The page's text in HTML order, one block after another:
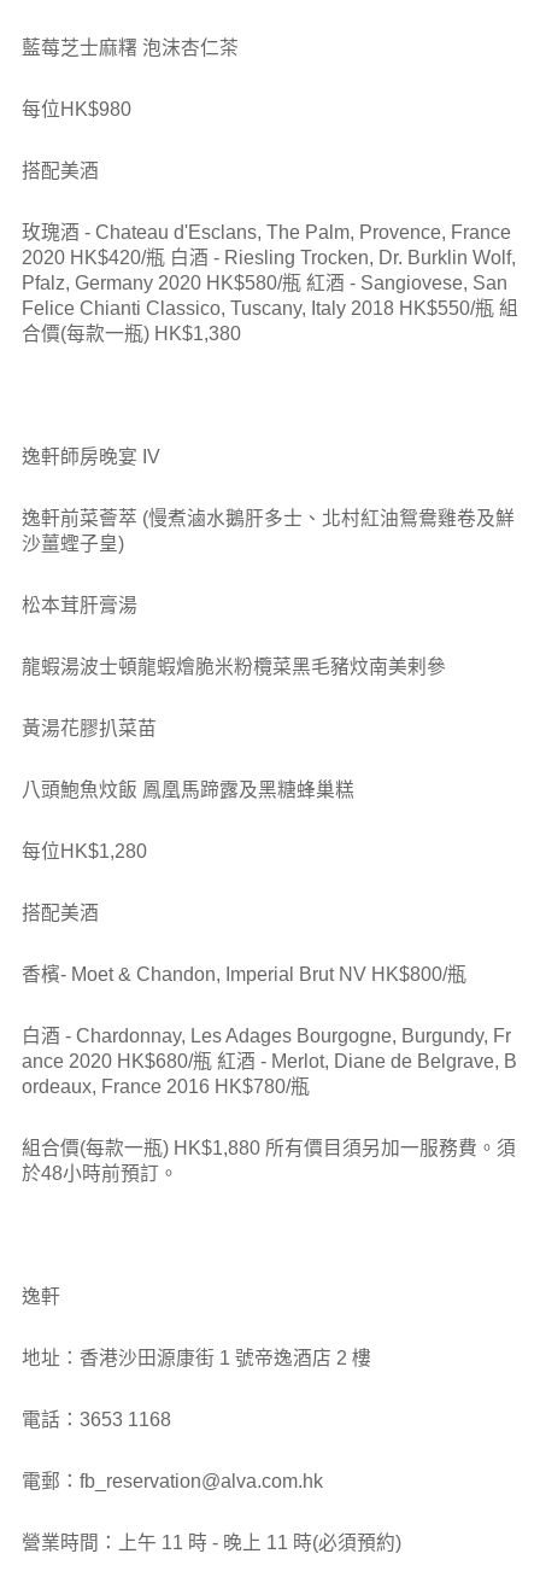
藍莓芝士麻糬 泡沫杏仁茶
每位HK$980
搭配美酒
玫瑰酒 - Chateau d'Esclans, The Palm, Provence, France
2020 HK$420/瓶 白酒 - Riesling Trocken, Dr. Burklin Wolf,
Pfalz, Germany 2020 HK$580/瓶 紅酒 - Sangiovese, San
Felice Chianti Classico, Tuscany, Italy 2018 HK$550/瓶 組
合價(每款一瓶) HK$1,380
逸軒師房晚宴 IV
逸軒前菜薈萃 (慢煮滷水鵝肝多士、北村紅油鴛鴦雞卷及鮮
沙薑蟶子皇)
松本茸肝膏湯
龍蝦湯波士頓龍蝦燴脆米粉欖菜黑毛豬炆南美剌參
黃湯花膠扒菜苗
八頭鮑魚炆飯 鳳凰馬蹄露及黑糖蜂巢糕
每位HK$1,280
搭配美酒
香檳- Moet & Chandon, Imperial Brut NV HK$800/瓶
白酒 - Chardonnay, Les Adages Bourgogne, Burgundy, Fr
ance 2020 HK$680/瓶 紅酒 - Merlot, Diane de Belgrave, B
ordeaux, France 2016 HK$780/瓶
組合價(每款一瓶) HK$1,880 所有價目須另加一服務費。須
於48小時前預訂。
逸軒
地址：香港沙田源康街 1 號帝逸酒店 2 樓
電話：3653 1168
電郵：fb_reservation@alva.com.hk
營業時間：上午 11 時 - 晚上 11 時(必須預約)